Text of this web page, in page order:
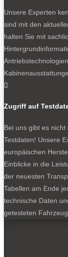
Unsere Experten
sind mit den
halten Sie mit

Zugriff auf
Bei uns gibt es
Testdaten! Unsere
europäischen
Einblicke in die
der neuesten
Tabellen am Ende
technische Daten
getesteten